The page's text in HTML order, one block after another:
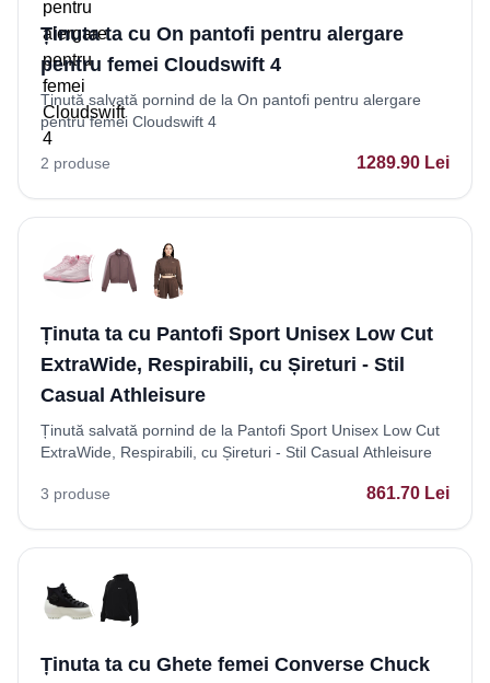
Ținuta ta cu On pantofi pentru alergare
pentru femei Cloudswift 4
Ținută salvată pornind de la On pantofi pentru alergare
pentru femei Cloudswift 4
2 produse 1289.90 Lei
Ținuta ta cu Pantofi Sport Unisex Low Cut
ExtraWide, Respirabili, cu Șireturi - Stil
Casual Athleisure
Ținută salvată pornind de la Pantofi Sport Unisex Low Cut
ExtraWide, Respirabili, cu Șireturi - Stil Casual Athleisure
3 produse 861.70 Lei
Ținuta ta cu Ghete femei Converse Chuck